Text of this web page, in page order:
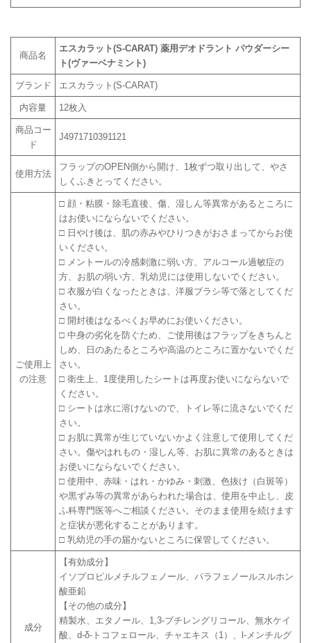
商品名
エスカラット(S-CARAT) 薬用デオドラント パウダーシー
ト(ヴァーベナミント)
ブランド エスカラット(S-CARAT)
内容量 12枚入
商品コー
ド
J4971710391121
使用方法
フラップのOPEN側から開け、1枚ずつ取り出して、やさ
しくふきとってください。
ご使用上
の注意
□ 顔・粘膜・除毛直後、傷、湿しん等異常があるところに
はお使いにならないでください。
□ 日やけ後は、肌の赤みやひりつきがおさまってからお使
いください。
□ メントールの冷感刺激に弱い方、アルコール過敏症の
方、お肌の弱い方、乳幼児には使用しないでください。
□ 衣服が白くなったときは、洋服ブラシ等で落としてくだ
さい。
□ 開封後はなるべくお早めにお使いください。
□ 中身の劣化を防ぐため、ご使用後はフラップをきちんと
しめ、日のあたるところや高温のところに置かないでくだ
さい。
□ 衛生上、1度使用したシートは再度お使いにならないで
ください。
□ シートは水に溶けないので、トイレ等に流さないでくだ
さい。
□ お肌に異常が生じていないかよく注意して使用してくだ
さい。傷やはれもの・湿しん等、お肌に異常のあるときは
お使いにならないでください。
□ 使用中、赤味・はれ・かゆみ・刺激、色抜け（白斑等）
や黒ずみ等の異常があらわれた場合は、使用を中止し、皮
ふ科専門医等へご相談ください。そのまま使用を続けます
と症状が悪化することがあります。
□ 乳幼児の手の届かないところに保管してください。
成分
【有効成分】
イソプロピルメチルフェノール、パラフェノールスルホン
酸亜鉛
【その他の成分】
精製水、エタノール、1,3-ブチレングリコール、無水ケイ
酸、d-δ-トコフェロール、チャエキス（1）、l-メンチルグ